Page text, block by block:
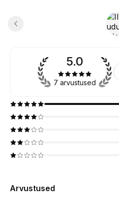
5.0
7 arvustused
Arvustused